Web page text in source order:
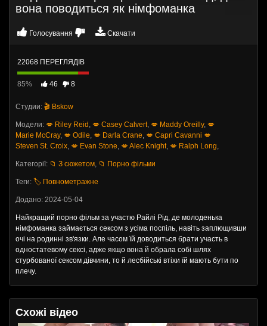
вона поводиться як німфоманка
Голосування Скачати
22068 ПЕРЕГЛЯДІВ
85% 46 8
Студии: 🎬 Bskow
Модели: 💋 Riley Reid , 💋 Casey Calvert, 💋 Maddy Oreilly, 💋
Marie McCray, 💋 Odile, 💋 Darla Crane, 💋 Capri Cavanni 💋
Steven St. Croix, 💋 Evan Stone, 💋 Alec Knight, 💋 Ralph Long,
Категорії: 📁 З сюжетом, 📁 Порно фільми
Теги: 🏷️ Повнометражне
Додано: 2024-05-04
Найкращий порно фільм за участю Райлі Рід, де молоденька
німфоманка займається сексом з усіма поспіль, навіть заплющивши
очі на родинні зв'язки. Але часом їй доводиться брати участь в
одностатевому сексі, адже якщо вона й обрала собі шлях
стурбованої сексом дівчини, то й лесбійські втіхи їй мають бути по
плечу.
Схожі відео